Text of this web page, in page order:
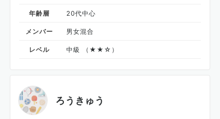
年齢層 20代中心
メンバー 男女混合
レベル 中級 （★★☆）
ろうきゅう